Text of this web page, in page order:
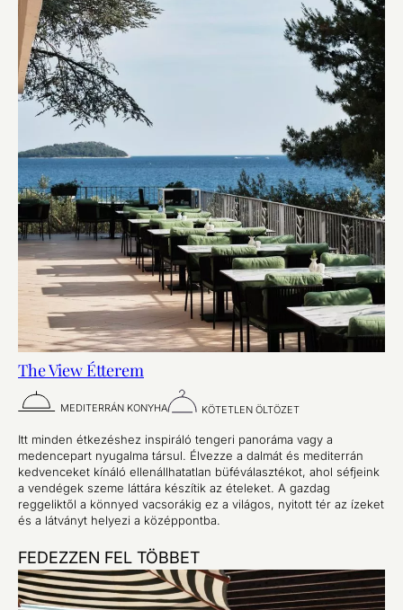
The View Étterem
MEDITERRÁN KONYHA KÖTETLEN ÖLTÖZET
Itt minden étkezéshez inspiráló tengeri panoráma vagy a
medencepart nyugalma társul. Élvezze a dalmát és mediterrán
kedvenceket kínáló ellenállhatatlan büféválasztékot, ahol séfjeink
a vendégek szeme láttára készítik az ételeket. A gazdag
reggeliktől a könnyed vacsorákig ez a világos, nyitott tér az ízeket
és a látványt helyezi a középpontba.
FEDEZZEN FEL TÖBBET